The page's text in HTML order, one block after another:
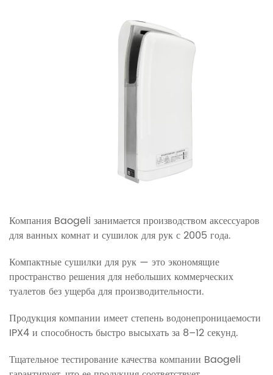
Компания Baogeli занимается производством аксессуаров
для ванных комнат и сушилок для рук с 2005 года.
Компактные сушилки для рук — это экономящие
пространство решения для небольших коммерческих
туалетов без ущерба для производительности.
Продукция компании имеет степень водонепроницаемости
IPX4 и способность быстро высыхать за 8–12 секунд.
Тщательное тестирование качества компании Baogeli